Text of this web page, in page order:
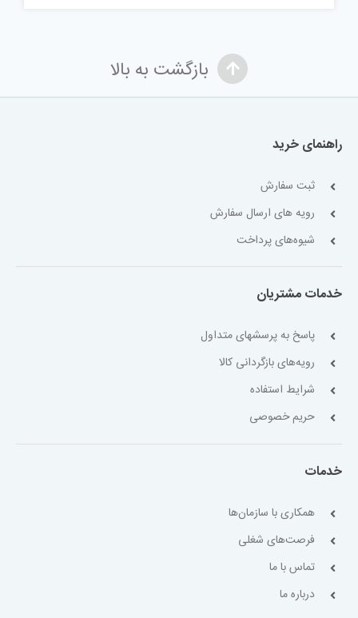
بازگشت به بالا
راهنمای خرید
ثبت سفارش
رویه های ارسال سفارش
شیوه‌های پرداخت
خدمات مشتریان
پاسخ به پرسشهای متداول
رویه‌های بازگردانی کالا
شرایط استفاده
حریم خصوصی
خدمات
همکاری با سازمان‌ها
فرصت‌های شغلی
تماس با ما
درباره ما